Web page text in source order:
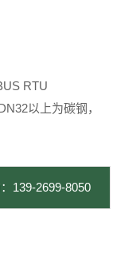
RTU
以上为碳钢，
139-2699-8050